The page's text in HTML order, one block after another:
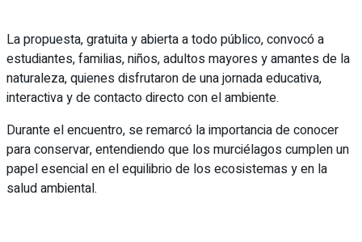
La propuesta, gratuita y abierta a todo público, convocó a
estudiantes, familias, niños, adultos mayores y amantes de la
naturaleza, quienes disfrutaron de una jornada educativa,
interactiva y de contacto directo con el ambiente.
Durante el encuentro, se remarcó la importancia de conocer
para conservar, entendiendo que los murciélagos cumplen un
papel esencial en el equilibrio de los ecosistemas y en la
salud ambiental.